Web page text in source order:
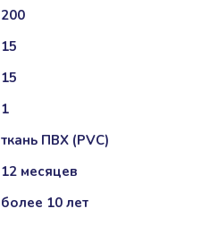
200
15
15
1
ткань ПВХ (PVC)
12 месяцев
более 10 лет